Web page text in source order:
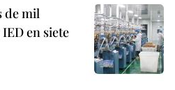
de mil
en siete